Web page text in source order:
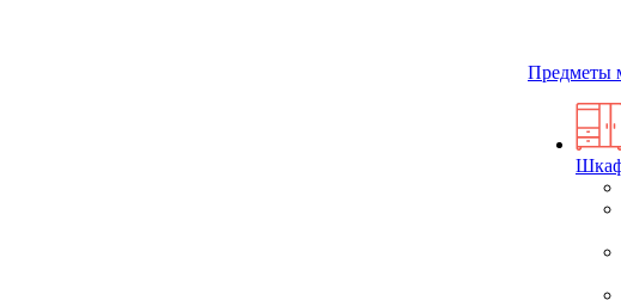
Предметы